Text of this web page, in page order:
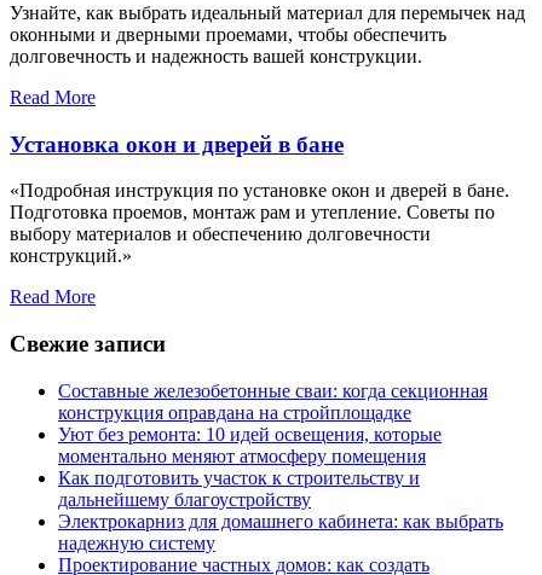
Узнайте, как выбрать идеальный материал для перемычек над
оконными и дверными проемами, чтобы обеспечить
долговечность и надежность вашей конструкции.
Read More
Установка окон и дверей в бане
«Подробная инструкция по установке окон и дверей в бане.
Подготовка проемов, монтаж рам и утепление. Советы по
выбору материалов и обеспечению долговечности
конструкций.»
Read More
Свежие записи
Составные железобетонные сваи: когда секционная
конструкция оправдана на стройплощадке
Уют без ремонта: 10 идей освещения, которые
моментально меняют атмосферу помещения
Как подготовить участок к строительству и
дальнейшему благоустройству
Электрокарниз для домашнего кабинета: как выбрать
надежную систему
Проектирование частных домов: как создать